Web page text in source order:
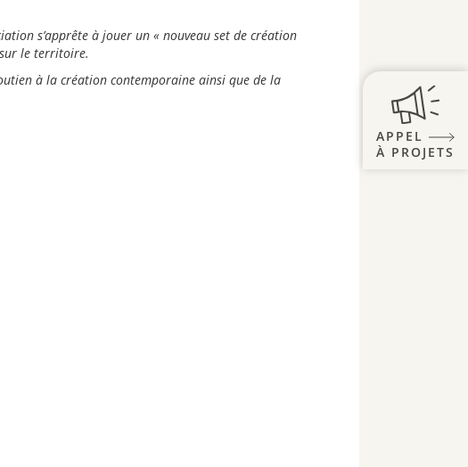
APPEL
À PROJETS
s’apprête à jouer un « nouveau set de création
le territoire.
à la création contemporaine ainsi que de la